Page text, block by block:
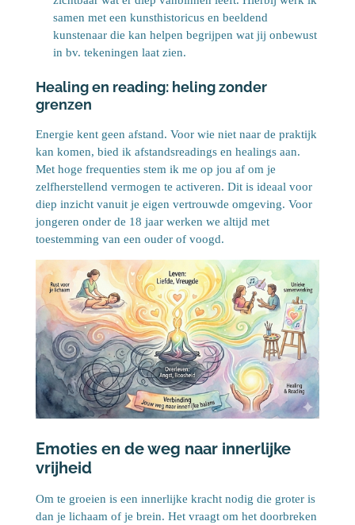
samen met een kunsthistoricus en beeldend
kunstenaar die kan helpen begrijpen wat jij onbewust
in bv. tekeningen laat zien.
Healing en reading: heling zonder
grenzen
Energie kent geen afstand. Voor wie niet naar de praktijk
kan komen, bied ik afstandsreadings en healings aan.
Met hoge frequenties stem ik me op jou af om je
zelfherstellend vermogen te activeren. Dit is ideaal voor
diep inzicht vanuit je eigen vertrouwde omgeving. Voor
jongeren onder de 18 jaar werken we altijd met
toestemming van een ouder of voogd.
Emoties en de weg naar innerlijke
vrijheid
Om te groeien is een innerlijke kracht nodig die groter is
dan je lichaam of je brein. Het vraagt om het doorbreken